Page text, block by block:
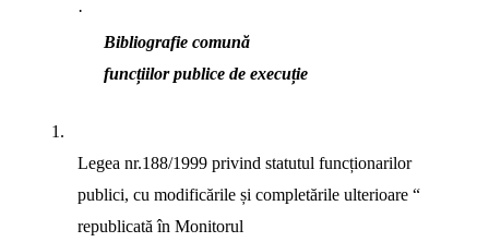
·
Bibliografie comună
funcțiilor publice de execuție
1.
Legea nr.188/1999 privind statutul funcționarilor
publici, cu modificările și completările ulterioare “
republicată în Monitorul